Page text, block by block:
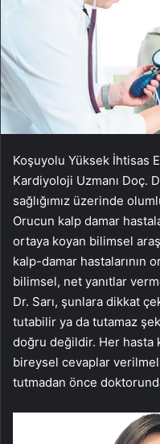
Koşuyolu Yüksek İhtisas
Kardiyoloji Uzmanı Doç.
sağlığımız üzerinde
Orucun kalp damar
ortaya koyan bilimsel
kalp-damar hastalarının
bilimsel, net yanıtlar
Dr. Sarı, şunlara dikkat
tutabilir ya da tutamaz
doğru değildir. Her
bireysel cevaplar
tutmadan önce